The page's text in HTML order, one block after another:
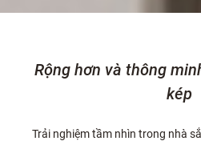
Rộng hơn và thông
kép
Trải nghiệm tầm nhìn trong nhà